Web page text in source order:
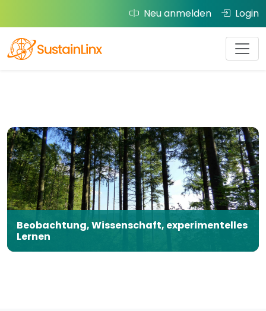
Neu anmelden Login
Beobachtung, Wissenschaft, experimentelles
Lernen